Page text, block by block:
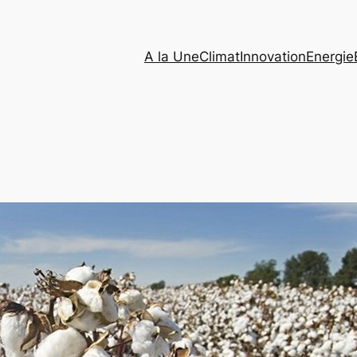
A la UneClimatInnovationEnergie